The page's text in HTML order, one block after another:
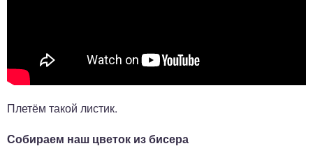
Плетём такой листик.
Собираем наш цветок из бисера